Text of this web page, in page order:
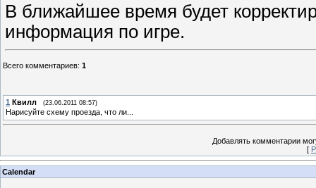
В ближайшее время будет
информация по игре.
Всего комментариев: 1
1 Квилл (23.06.2011 08:57)
Нарисуйте схему проезда, что ли...
Добавлять комментарии
[
Calendar